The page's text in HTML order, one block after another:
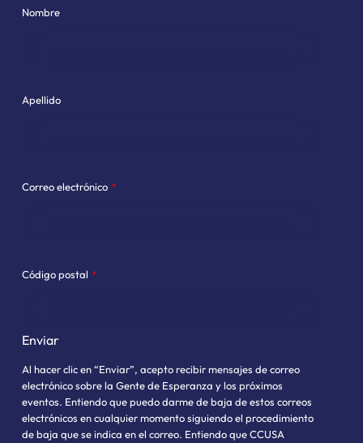
"*" indica campos obligatorios
Nombre
Apellido
Correo electrónico *
Código postal *
Al hacer clic en“Enviar”, acepto recibir mensajes de correo
electrónico sobre la Gente de Esperanza y los próximos
eventos. Entiendo que puedo darme de baja de estos correos
electrónicos en cualquier momento siguiendo el procedimiento
de baja que se indica en el correo. Entiendo que CCUSA